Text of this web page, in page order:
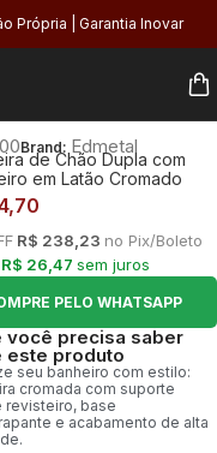
Própria | Garantia Inovar
Brand: Edmetal
de Chão Dupla com
em Latão Cromado
R$ 238,23 no Pix/Boleto
R$ 26,47 sem juros
PELO WHATSAPP
você precisa saber
este produto
seu banheiro com estilo:
cromada com suporte
revisteiro, base
e acabamento de alta